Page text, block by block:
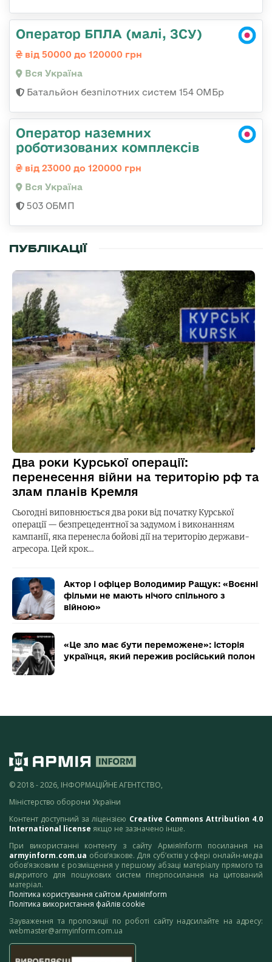
Оператор БПЛА (малі, ЗСУ)
від 50000 до 120000 грн
Вся Україна
Батальйон безпілотних систем 154 ОМБр
Оператор наземних
роботизованих комплексів
від 23000 до 120000 грн
Вся Україна
503 ОБМП
ПУБЛІКАЦІЇ
Два роки Курської операції:
перенесення війни на територію рф та
злам планів Кремля
Сьогодні виповнюється два роки від початку Курської
операції — безпрецедентної за задумом і виконанням
кампанії, яка перенесла бойові дії на територію держави-
агресора. Цей крок…
Актор і офіцер Володимир Ращук: «Воєнні
фільми не мають нічого спільного з
війною»
«Це зло має бути переможене»: історія
українця, який пережив російський полон
© 2018 - 2026, ІНФОРМАЦІЙНЕ АГЕНТСТВО,
Міністерство оборони України
Контент доступний за ліцензією Creative Commons Attribution 4.0
International license якщо не зазначено інше.
При використанні контенту з сайту АрміяInform посилання на
armyinform.com.ua обов’язкове. Для суб’єктів у сфері онлайн-медіа
обов’язковим є розміщення у першому абзаці матеріалу прямого та
відкритого для пошукових систем гіперпосилання на цитований
матеріал.
Політика користування сайтом АрміяInform
Політика використання файлів cookie
Зауваження та пропозиції по роботі сайту надсилайте на адресу:
webmaster@armyinform.com.ua